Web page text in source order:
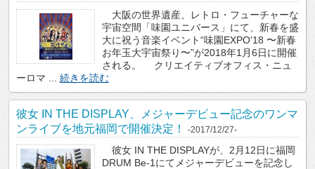
大阪の世界遺産、レトロ・フューチャーな
宇宙空間「味園ユニバース」にて、新春を盛
大に祝う音楽イベント“味園EXPO'18 〜新春
お年玉大宇宙祭り〜”が2018年1月6日に開催
される。 クリエイティブオフィス・ニュ
ーロマ ... 続きを読む
彼女 IN THE DISPLAY、メジャーデビュー記念のワンマ
ンライブを地元福岡で開催決定！
-2017/12/27-
彼女 IN THE DISPLAYが、2月12日に福岡
DRUM Be-1にてメジャーデビューを記念し